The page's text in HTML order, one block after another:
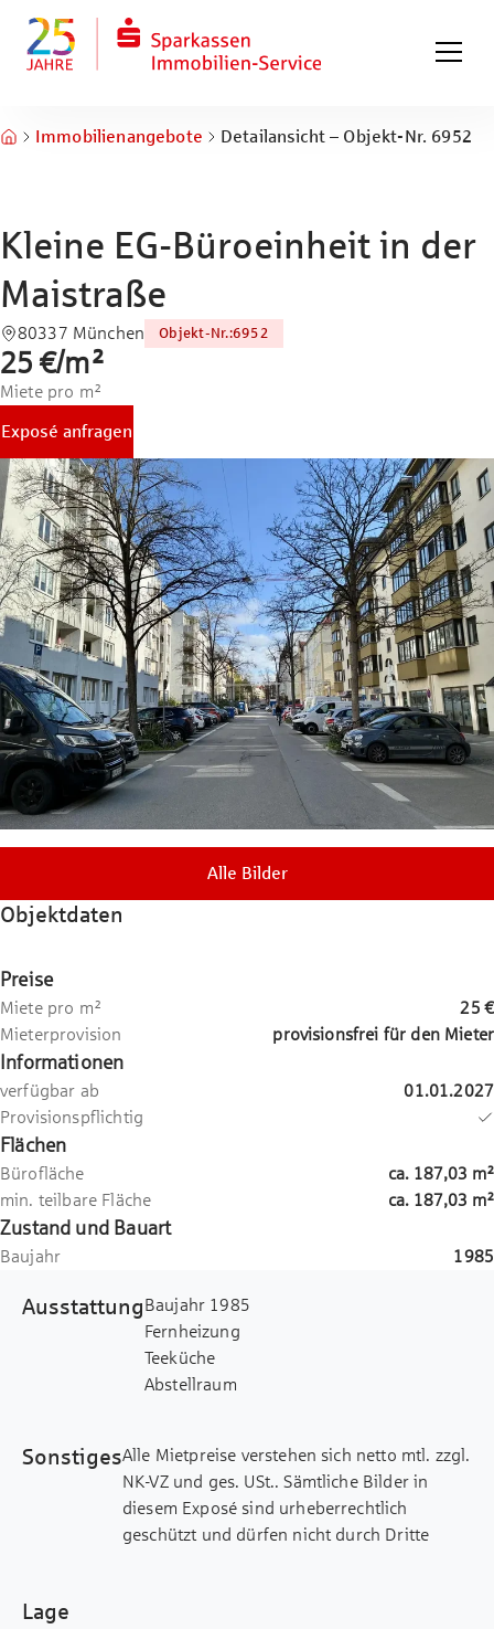
Zum Fuß springen
Immobilienangebote Detailansicht – Objekt-Nr. 6952
Kleine EG-Büroeinheit in der
Maistraße
80337 München Objekt-Nr.:6952
25 €/m²
Miete pro m²
Exposé anfragen
Alle Bilder
Objektdaten
Preise
Miete pro m²
25 €
Mieterprovision
provisionsfrei für den Mieter
Informationen
verfügbar ab
01.01.2027
Provisionspflichtig
Flächen
Bürofläche ca. 187,03 m²
min. teilbare Fläche
ca. 187,03 m²
Zustand und Bauart
Baujahr 1985
AusstattungBaujahr 1985
Fernheizung
Teeküche
Abstellraum
SonstigesAlle Mietpreise verstehen sich netto mtl. zzgl.
NK-VZ und ges. USt.. Sämtliche Bilder in
diesem Exposé sind urheberrechtlich
geschützt und dürfen nicht durch Dritte
Lage